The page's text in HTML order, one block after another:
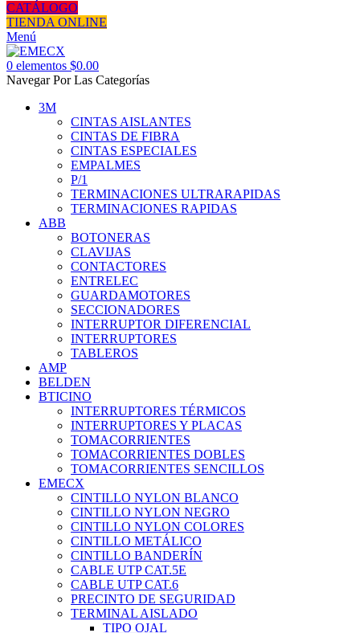
CATÁLOGO
TIENDA ONLINE
Menú
0 elementos $0.00
Navegar Por Las Categorías
3M
CINTAS AISLANTES
CINTAS DE FIBRA
CINTAS ESPECIALES
EMPALMES
P/1
TERMINACIONES ULTRARAPIDAS
TERMINACIONES RAPIDAS
ABB
BOTONERAS
CLAVIJAS
CONTACTORES
ENTRELEC
GUARDAMOTORES
SECCIONADORES
INTERRUPTOR DIFERENCIAL
INTERRUPTORES
TABLEROS
AMP
BELDEN
BTICINO
INTERRUPTORES TÉRMICOS
INTERRUPTORES Y PLACAS
TOMACORRIENTES
TOMACORRIENTES DOBLES
TOMACORRIENTES SENCILLOS
EMECX
CINTILLO NYLON BLANCO
CINTILLO NYLON NEGRO
CINTILLO NYLON COLORES
CINTILLO METÁLICO
CINTILLO BANDERÍN
CABLE UTP CAT.5E
CABLE UTP CAT.6
PRECINTO DE SEGURIDAD
TERMINAL AISLADO
TIPO OJAL